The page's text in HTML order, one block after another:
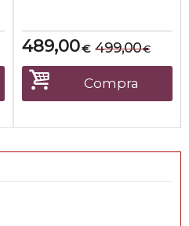
€
489,00 €
499,00
Compra